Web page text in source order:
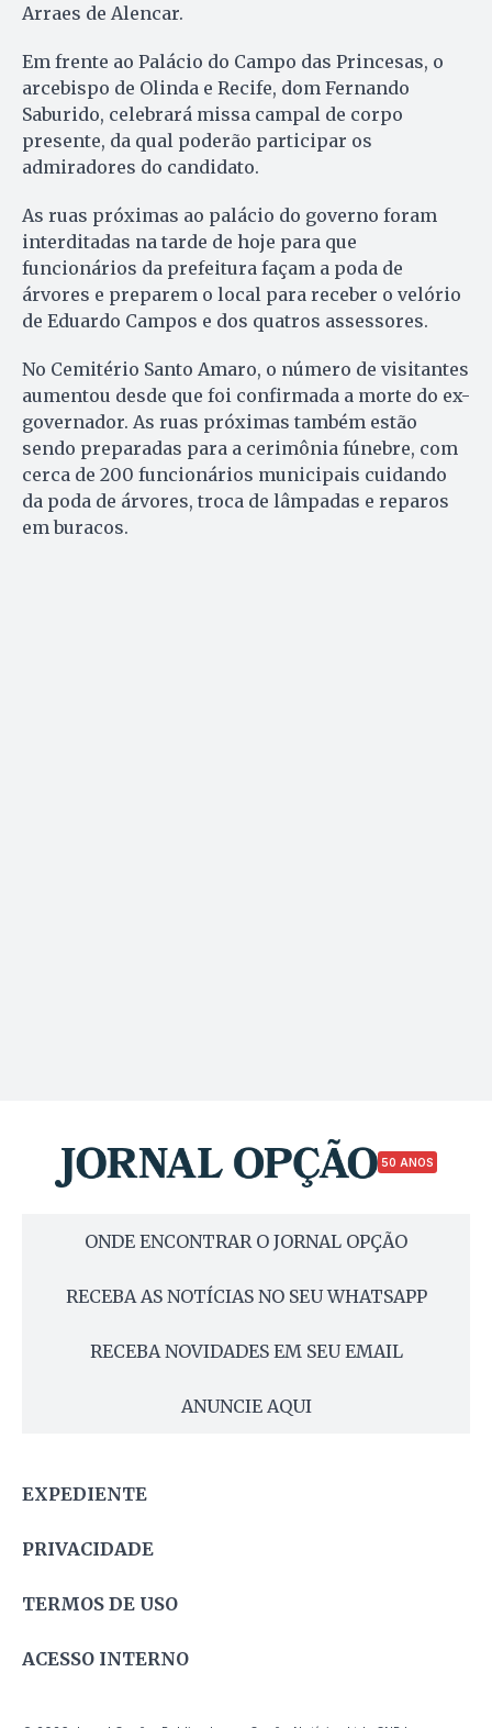
Arraes de Alencar.
Em frente ao Palácio do Campo das Princesas, o
arcebispo de Olinda e Recife, dom Fernando
Saburido, celebrará missa campal de corpo
presente, da qual poderão participar os
admiradores do candidato.
As ruas próximas ao palácio do governo foram
interditadas na tarde de hoje para que
funcionários da prefeitura façam a poda de
árvores e preparem o local para receber o velório
de Eduardo Campos e dos quatros assessores.
No Cemitério Santo Amaro, o número de visitantes
aumentou desde que foi confirmada a morte do ex-
governador. As ruas próximas também estão
sendo preparadas para a cerimônia fúnebre, com
cerca de 200 funcionários municipais cuidando
da poda de árvores, troca de lâmpadas e reparos
em buracos.
50 ANOS
ONDE ENCONTRAR O JORNAL OPÇÃO
RECEBA AS NOTÍCIAS NO SEU WHATSAPP
RECEBA NOVIDADES EM SEU EMAIL
ANUNCIE AQUI
EXPEDIENTE
PRIVACIDADE
TERMOS DE USO
ACESSO INTERNO